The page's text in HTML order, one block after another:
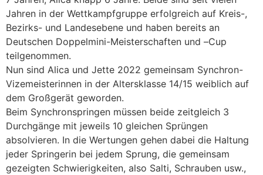
Jahren in der Wettkampfgruppe erfolgreich auf Kreis-,
Bezirks- und Landesebene und haben bereits an
Deutschen Doppelmini-Meisterschaften und –Cup
teilgenommen.
Nun sind Alica und Jette 2022 gemeinsam Synchron-
Vizemeisterinnen in der Altersklasse 14/15 weiblich auf
dem Großgerät geworden.
Beim Synchronspringen müssen beide zeitgleich 3
Durchgänge mit jeweils 10 gleichen Sprüngen
absolvieren. In die Wertungen gehen dabei die Haltung
jeder Springerin bei jedem Sprung, die gemeinsam
gezeigten Schwierigkeiten, also Salti, Schrauben usw.,